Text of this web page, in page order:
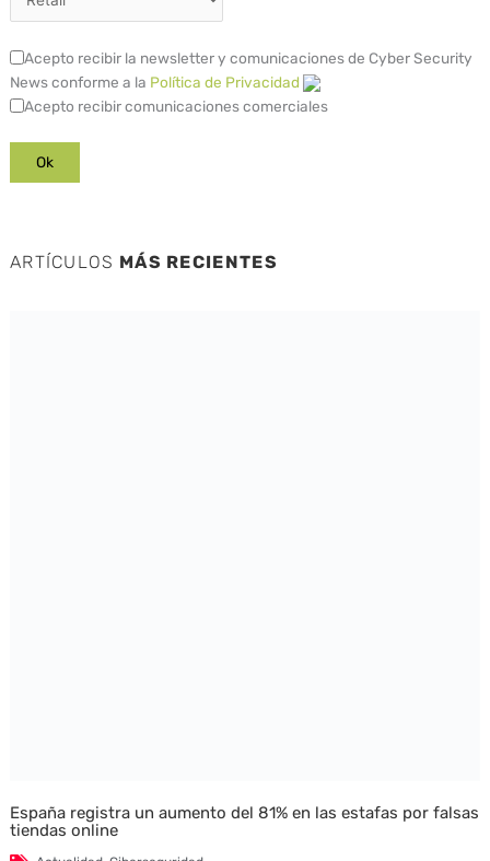
Acepto recibir la newsletter y comunicaciones de Cyber Security
News conforme a la Política de Privacidad
Acepto recibir comunicaciones comerciales
ARTÍCULOS MÁS RECIENTES
España registra un aumento del 81% en las estafas por falsas
tiendas online